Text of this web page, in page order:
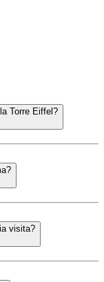
Torre Eiffel?
visita?